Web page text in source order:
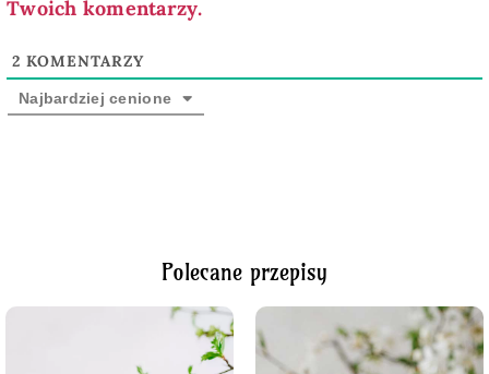
Twoich komentarzy.
2 KOMENTARZY
Najbardziej cenione
Polecane przepisy